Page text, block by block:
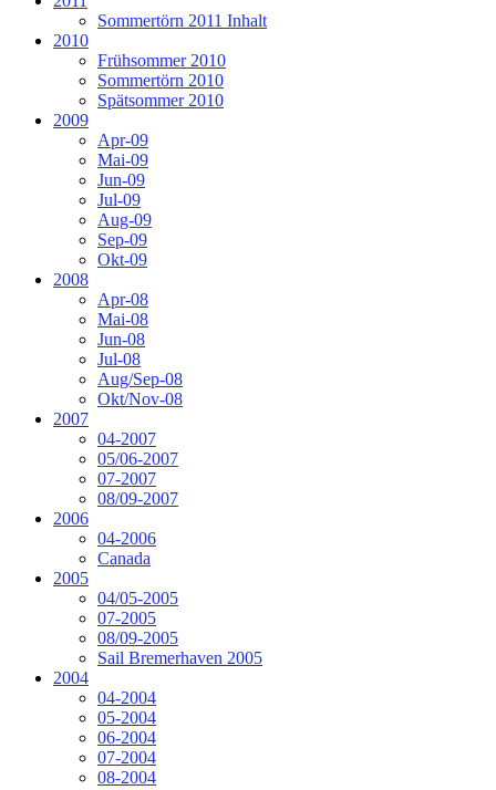
Sommertörn 2011 Inhalt
2010
Frühsommer 2010
Sommertörn 2010
Spätsommer 2010
2009
Apr-09
Mai-09
Jun-09
Jul-09
Aug-09
Sep-09
Okt-09
2008
Apr-08
Mai-08
Jun-08
Jul-08
Aug/Sep-08
Okt/Nov-08
2007
04-2007
05/06-2007
07-2007
08/09-2007
2006
04-2006
Canada
2005
04/05-2005
07-2005
08/09-2005
Sail Bremerhaven 2005
2004
04-2004
05-2004
06-2004
07-2004
08-2004